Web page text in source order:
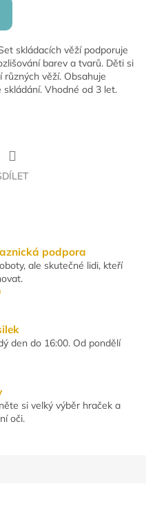
skládacích věží podporuje
barev a tvarů. Děti si
věží. Obsahuje
Vhodné od 3 let.
podpora
ale skutečné lidi, kteří
den do 16:00. Od pondělí
si velký výběr hraček a
oči.